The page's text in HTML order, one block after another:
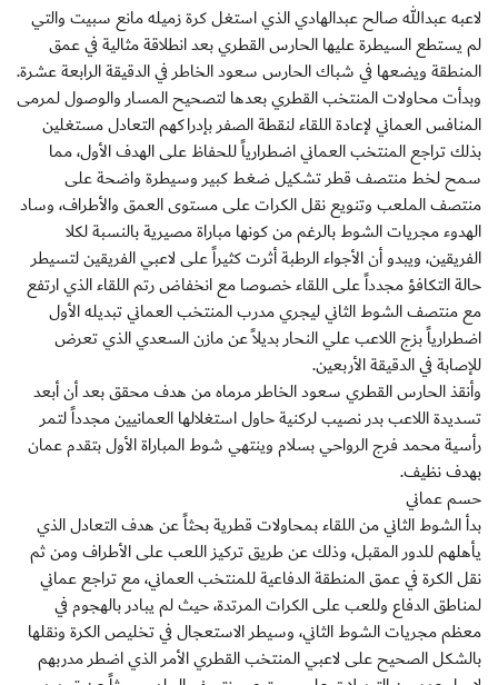
لاعبه عبدالله صالح عبدالهادي الذي استغل كرة زميله مانع سبيت والتي
لم يستطع السيطرة عليها الحارس القطري بعد انطلاقة مثالية في عمق
المنطقة ويضعها في شباك الحارس سعود الخاطر في الدقيقة الرابعة عشرة.
وبدأت محاولات المنتخب القطري بعدها لتصحيح المسار والوصول لمرمى
المنافس العماني لإعادة اللقاء لنقطة الصفر بإدراكهم التعادل مستغلين
بذلك تراجع المنتخب العماني اضطرارياً للحفاظ على الهدف الأول، مما
سمح لخط منتصف قطر تشكيل ضغط كبير وسيطرة واضحة على
منتصف الملعب وتنويع نقل الكرات على مستوى العمق والأطراف، وساد
الهدوء مجريات الشوط بالرغم من كونها مباراة مصيرية بالنسبة لكلا
الفريقين، ويبدو أن الأجواء الرطبة أثرت كثيراً على لاعبي الفريقين لتسيطر
حالة التكافؤ مجدداً على اللقاء خصوصا مع انخفاض رتم اللقاء الذي ارتفع
مع منتصف الشوط الثاني ليجري مدرب المنتخب العماني تبديله الأول
اضطرارياً بزج اللاعب علي النحار بديلاً عن مازن السعدي الذي تعرض
للإصابة في الدقيقة الأربعين.
وأنقذ الحارس القطري سعود الخاطر مرماه من هدف محقق بعد أن أبعد
تسديدة اللاعب بدر نصيب لركنية حاول استغلالها العمانيين مجدداً لتمر
رأسية محمد فرج الرواحي بسلام وينتهي شوط المباراة الأول بتقدم عمان
بهدف نظيف.
حسم عماني
بدأ الشوط الثاني من اللقاء بمحاولات قطرية بحثاً عن هدف التعادل الذي
يأهلهم للدور المقبل، وذلك عن طريق تركيز اللعب على الأطراف ومن ثم
نقل الكرة في عمق المنطقة الدفاعية للمنتخب العماني، مع تراجع عماني
لمناطق الدفاع وللعب على الكرات المرتدة، حيث لم يبادر بالهجوم في
معظم مجريات الشوط الثاني، وسيطر الاستعجال في تخليص الكرة ونقلها
بالشكل الصحيح على لاعبي المنتخب القطري الأمر الذي اضطر مدربهم